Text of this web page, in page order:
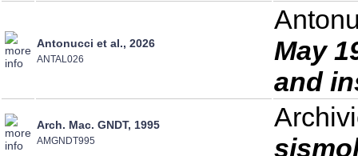
Antonucci et al., 2026
ANTAL026
May
and
Arch. Mac. GNDT, 1995
AMGNDT995